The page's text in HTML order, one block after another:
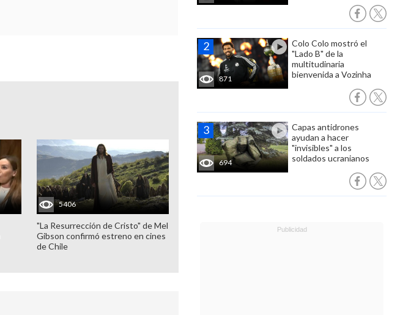
871
Colo Colo mostró el
"Lado B" de la
multitudinaria
bienvenida a Vozinha
694
Capas antidrones
ayudan a hacer
"invisibles" a los
soldados ucranianos
5406
"La Resurrección de Cristo" de Mel
Gibson confirmó estreno en cines
de Chile